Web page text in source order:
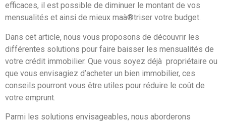
efficaces, il est possible de diminuer le montant de vos
mensualités et ainsi de mieux maà®triser votre budget.
Dans cet article, nous vous proposons de découvrir les
différentes solutions pour faire baisser les mensualités de
votre crédit immobilier. Que vous soyez déjà propriétaire ou
que vous envisagiez d’acheter un bien immobilier, ces
conseils pourront vous être utiles pour réduire le coût de
votre emprunt.
Parmi les solutions envisageables, nous aborderons